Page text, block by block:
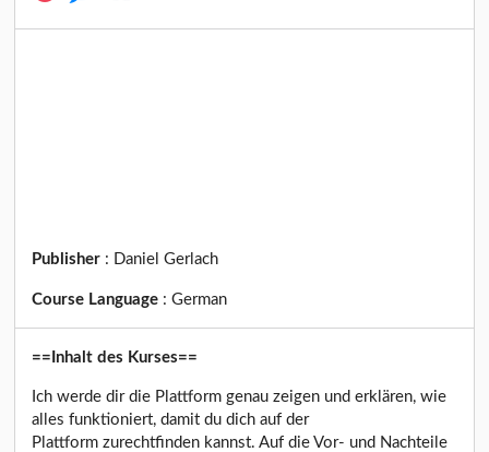
Publisher : Daniel Gerlach
Course Language :German
==Inhalt des Kurses==
Ich werde dir die Plattform genau zeigen und erklären, wie
alles funktioniert, damit du dich auf der
Plattform zurechtfinden kannst. Auf die Vor- und Nachteile